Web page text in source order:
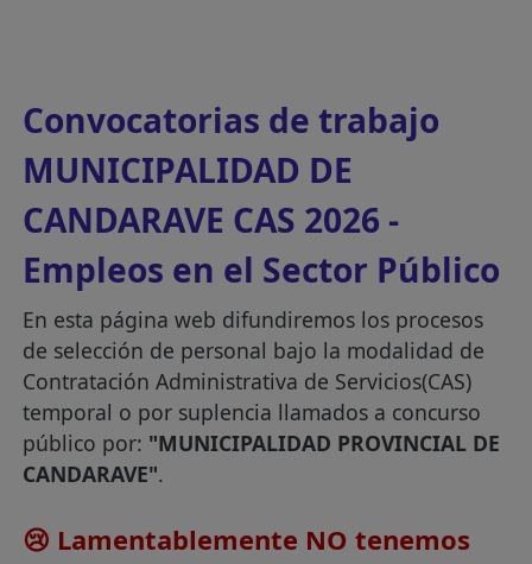
Convocatorias de trabajo
MUNICIPALIDAD DE
CANDARAVE CAS 2026 -
Empleos en el Sector Público
En esta página web difundiremos los procesos
de selección de personal bajo la modalidad de
Contratación Administrativa de Servicios(CAS)
temporal o por suplencia llamados a concurso
público por: "MUNICIPALIDAD PROVINCIAL DE
CANDARAVE".
😢 Lamentablemente NO tenemos